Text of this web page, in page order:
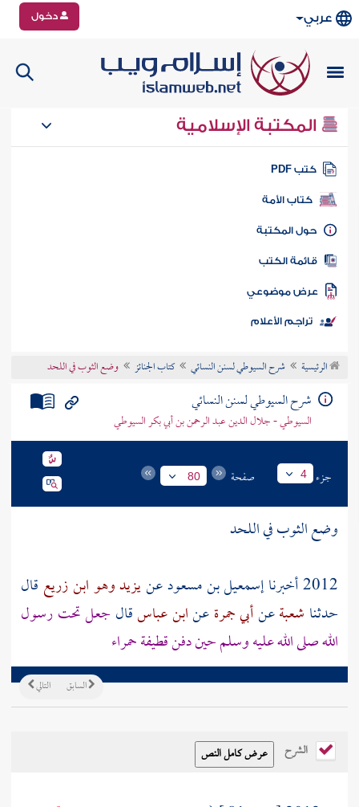
عربي دخول
المكتبة الإسلامية
كتب PDF
كتاب الأمة
المكتبة
الكتب
موضوعي
تراجم الأعلام
الرئيسية شرح السيوطي لسنن النسائي كتاب الجنائز وضع الثوب في اللحد
شرح السيوطي لسنن النسائي
السيوطي - جلال الدين عبد الرحمن بن أبي بكر السيوطي
جزء 4 صفحة 80
وضع الثوب في اللحد
2012 أخبرنا
إسمعيل بن مسعودعنيزيد وهو ابن زريع قال
حدثنا شعبةعنأبي جمرةعنابن عباسقال جعل تحت رسول
الله صلى الله عليه وسلم حين دفن قطيفة حمراء
التالي السابق
الشرح